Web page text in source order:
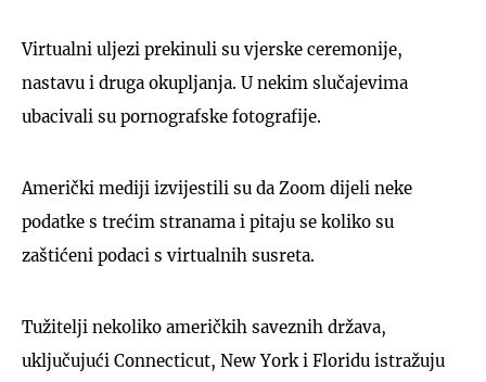
Virtualni uljezi prekinuli su vjerske ceremonije,
nastavu i druga okupljanja. U nekim slučajevima
ubacivali su pornografske fotografije.
Američki mediji izvijestili su da Zoom dijeli neke
podatke s trećim stranama i pitaju se koliko su
zaštićeni podaci s virtualnih susreta.
Tužitelji nekoliko američkih saveznih država,
uključujući Connecticut, New York i Floridu istražuju